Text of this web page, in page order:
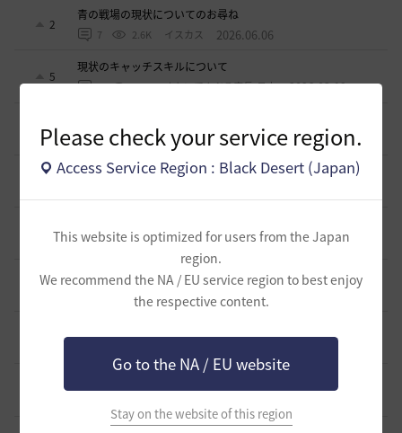
Please check your service region.
Access Service Region : Black Desert (Japan)
This website is optimized for users from the Japan
region.
We recommend the NA / EU service region to best enjoy
the respective content.
Go to the NA / EU website
Stay on the website of this region
2
青の戦場の現状についてのお尋ね
7 2.6K イスカス 2026.06.06
5
現状のキャッチスキルについて
4 3.1K すかいてんぷる店長-日本 2026.03.19
3
2 2.8K MikoKun-日本 2026.01.19
近接キャッチの改悪について
4
0 2.4K 不明 2025.08.09
15
SGとGA
3K mmbo 2025.04.29